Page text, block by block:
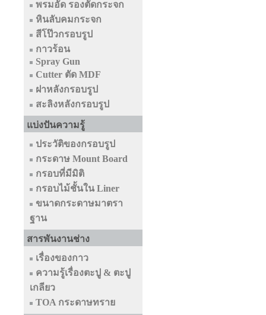
พรมอัด รองตัดกระจก
หินลับคมกระจก
สีโป๊วกรอบรูป
กาวร้อน
Spray Gun
Cutter ตัด MDF
ฝาหลังกรอบรูป
สะลิงหลังกรอบรูป
แบ่งปันความรู้
ประวัติของกรอบรูป
กระดาษ Mount Board
กรอบที่มีมิติ
กรอบไม้ชั้นใน Liner
ขนาดกระดาษมาตรา
ฐาน
สารพันงานช่าง
เรื่องของกาว
ความรู้เรื่องตะปู & ตะปู
เกลียว
TOA กระดาษทราย